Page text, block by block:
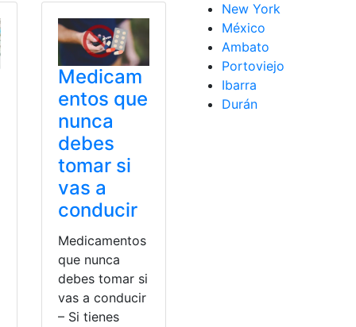
Medicam
entos que
nunca
debes
tomar si
vas a
conducir
Medicamentos
que nunca
debes tomar si
vas a conducir
– Si tienes
New York
México
Ambato
Portoviejo
Ibarra
Durán